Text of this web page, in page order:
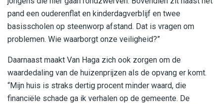
pand een ouderenflat en kinderdagverblijf en twee
basisscholen op steenworp afstand. Dat is vragen om
problemen. Wie waarborgt onze veiligheid?”
Daarnaast maakt Van Haga zich ook zorgen om de
waardedaling van de huizenprijzen als de opvang er komt.
“Mijn huis is straks dertig procent minder waard, die
financiële schade ga ik verhalen op de gemeente. De